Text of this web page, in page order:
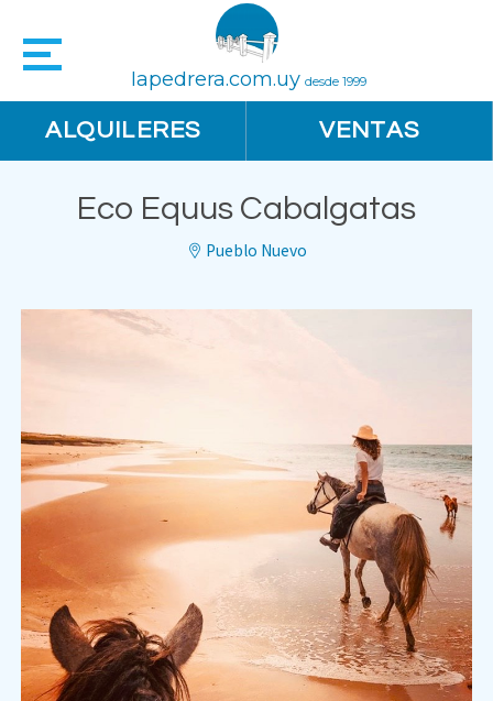
lapedrera.com.uy desde 1999
ALQUILERES VENTAS
Eco Equus Cabalgatas
Pueblo Nuevo